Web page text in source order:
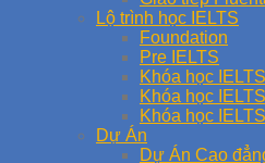
Lộ trình học IELTS
Foundation
Pre IELTS
Khóa học
Khóa học
Khóa học
Dự Án
Dự Án Cao